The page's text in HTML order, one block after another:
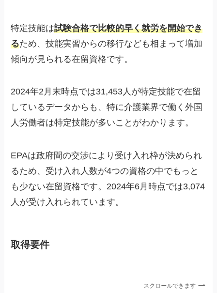
特定技能は試験合格で比較的早く就労を開始でき
るため、技能実習からの移行なども相まって増加
傾向が見られる在留資格です。
2024年2月末時点では31,453人が特定技能で在留
しているデータからも、特に介護業界で働く外国
人労働者は特定技能が多いことがわかります。
EPAは政府間の交渉により受け入れ枠が決められ
るため、受け入れ人数が4つの資格の中でもっと
も少ない在留資格です。2024年6月時点では3,074
人が受け入れられています。
取得要件
スクロールできます